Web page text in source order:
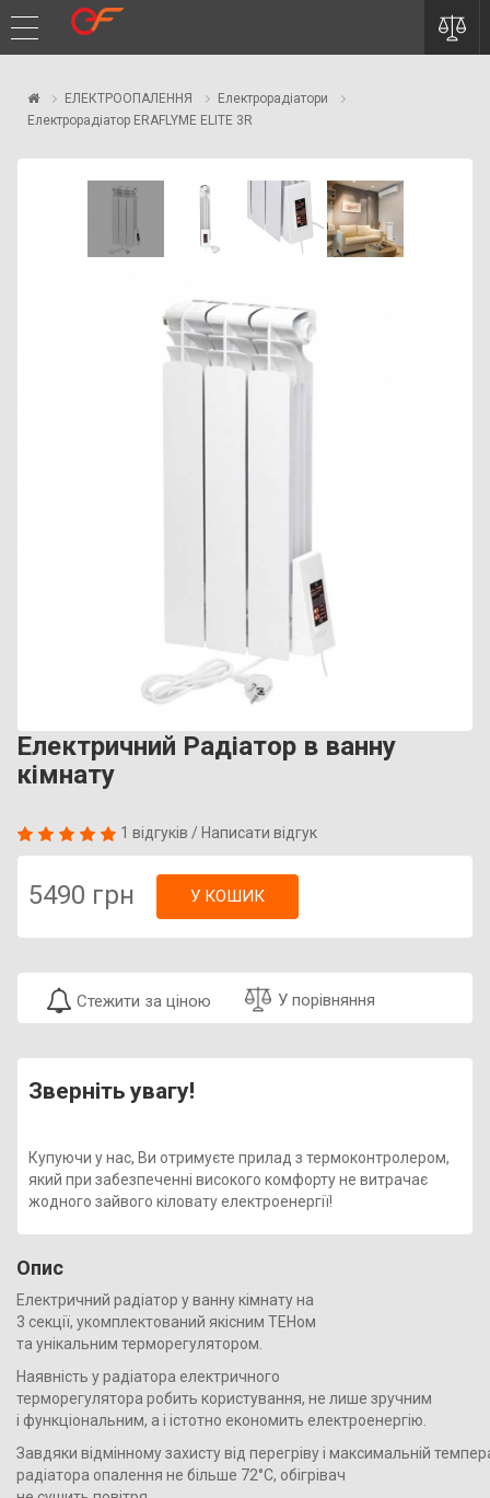
ЕЛЕКТРООПАЛЕННЯ
Електрорадіатори
Електрорадіатор ERAFLYME ELITE 3R
Електричний Радіатор в ванну
кімнату
1 відгуків / Написати відгук
5490 грн У КОШИК
Стежити за ціною У порівняння
Зверніть увагу!
Купуючи у нас, Ви отримуєте прилад з термоконтролером,
який при забезпеченні високого комфорту не витрачає
жодного зайвого кіловату електроенергії!
Опис
Електричний радіатор у ванну кімнату на
3 секції, укомплектований якісним ТЕНом
та унікальним терморегулятором.
Наявність у радіатора електричного
терморегулятора робить користування, не лише зручним
і функціональним, а і істотно економить електроенергію.
Завдяки відмінному захисту від перегріву і максимальній
радіатора опалення не більше 72°С, обігрівач